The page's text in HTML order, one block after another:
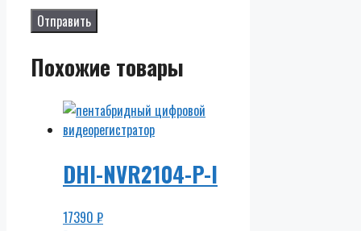
Похожие товары
DHI-NVR2104-P-I
17390 ₽